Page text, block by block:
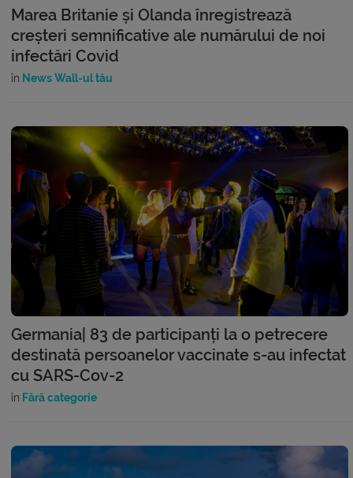
Marea Britanie și Olanda înregistrează
creșteri semnificative ale numărului de noi
infectări Covid
în News Wall-ul tău
Germania| 83 de participanți la o petrecere
destinată persoanelor vaccinate s-au infectat
cu SARS-Cov-2
în Fără categorie